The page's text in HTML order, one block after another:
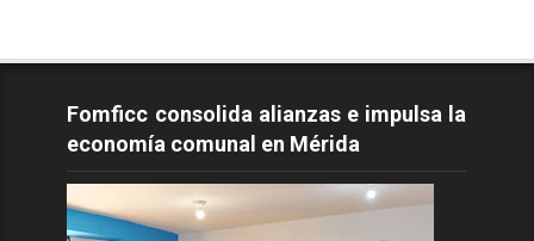
Fomficc consolida alianzas e impulsa la
economía comunal en Mérida